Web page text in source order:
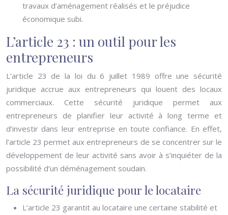
travaux d’aménagement réalisés et le préjudice
économique subi.
L’article 23 : un outil pour les
entrepreneurs
L’article 23 de la loi du 6 juillet 1989 offre une sécurité
juridique accrue aux entrepreneurs qui louent des locaux
commerciaux. Cette sécurité juridique permet aux
entrepreneurs de planifier leur activité à long terme et
d’investir dans leur entreprise en toute confiance. En effet,
l’article 23 permet aux entrepreneurs de se concentrer sur le
développement de leur activité sans avoir à s’inquiéter de la
possibilité d’un déménagement soudain.
La sécurité juridique pour le locataire
L’article 23 garantit au locataire une certaine stabilité et